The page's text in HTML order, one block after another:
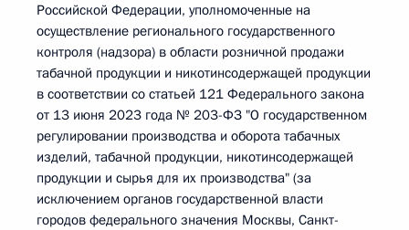
Российской Федерации, уполномоченные на
осуществление регионального государственного
контроля (надзора) в области розничной продажи
табачной продукции и никотинсодержащей продукции
в соответствии со статьей 121 Федерального закона
от 13 июня 2023 года № 203-ФЗ "О государственном
регулировании производства и оборота табачных
изделий, табачной продукции, никотинсодержащей
продукции и сырья для их производства" (за
исключением органов государственной власти
городов федерального значения Москвы, Санкт-